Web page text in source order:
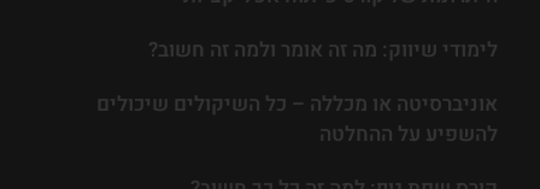
לימודי שיווק: מה זה אומר ולמה זה חשוב?
אוניברסיטה או מכללה – כל השיקולים שיכולים
להשפיע על ההחלטה